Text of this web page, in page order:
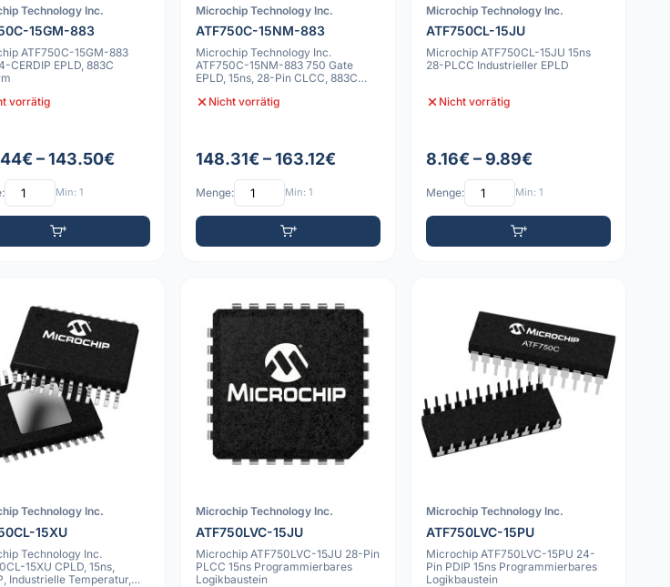
Technology Inc.
15GM-883
ATF750C-15GM-883
CERDIP EPLD, 883C
vorrätig
– 143.50€
Min: 1
Microchip Technology Inc.
ATF750C-15NM-883
Microchip Technology Inc.
ATF750C-15NM-883 750 Gate
EPLD, 15ns, 28-Pin CLCC, 883C
Nicht vorrätig
148.31€ – 163.12€
Menge: Min: 1
Microchip Technology Inc.
ATF750CL-15JU
Microchip ATF750CL-15JU 15ns
28-PLCC Industrieller EPLD
Nicht vorrätig
8.16€ – 9.89€
Menge: Min: 1
Technology Inc.
15XU
Technology Inc.
15XU CPLD, 15ns,
Industrielle Temperatur,
Microchip Technology Inc.
ATF750LVC-15JU
Microchip ATF750LVC-15JU 28-Pin
PLCC 15ns Programmierbares
Logikbaustein
Microchip Technology Inc.
ATF750LVC-15PU
Microchip ATF750LVC-15PU 24-
Pin PDIP 15ns Programmierbares
Logikbaustein